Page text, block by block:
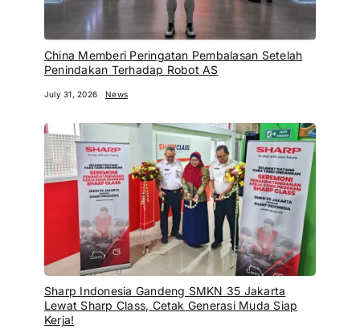
China Memberi Peringatan Pembalasan Setelah
Penindakan Terhadap Robot AS
July 31, 2026 News
Sharp Indonesia Gandeng SMKN 35 Jakarta
Lewat Sharp Class, Cetak Generasi Muda Siap
Kerja!